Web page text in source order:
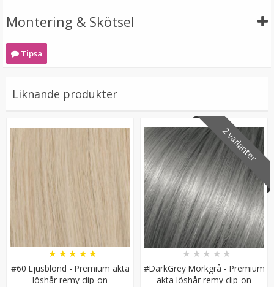
★★★
Scrunchie Vit
★★ ★★
Montering & Skötsel
Tipsa
Liknande produkter
#60 Ljusblond - Premium äkta
löshår remy clip-on
★ ★ ★ ★ ★
2 varianter
#DarkGrey Mörkgrå - Premium
äkta löshår remy clip-on
★ ★ ★ ★ ★